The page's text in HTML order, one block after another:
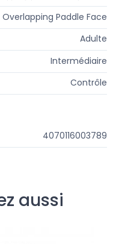
Overlapping Paddle Face
Adulte
Intermédiaire
Contrôle
4070116003789
aussi